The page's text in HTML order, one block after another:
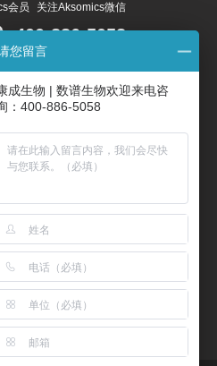
会员 关注Aksomics微信
: 400-886-5058
800-820-5058
您留言
成生物 | 数谱生物欢迎来电咨
：400-886-5058